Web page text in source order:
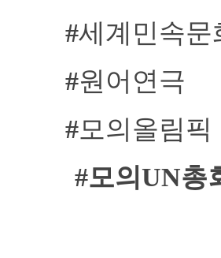
#세계민속문
#원어연극
#모의올림픽
#모의UN총